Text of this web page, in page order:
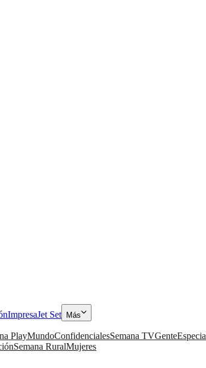
ImpresaJet Set Más
PlayMundoConfidencialesSemana TVGente
Semana RuralMujeres